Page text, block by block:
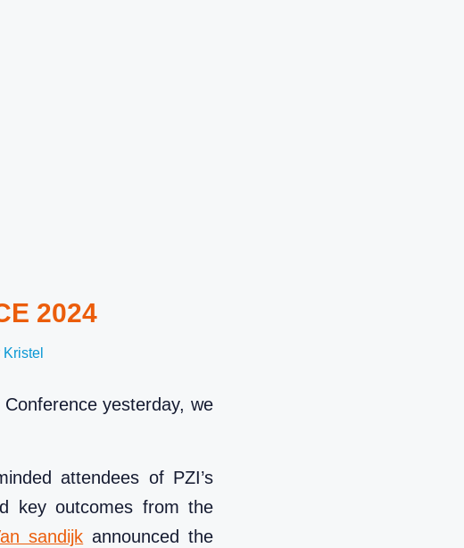
2024
Kristel
yesterday, we
attendees of PZI’s
key outcomes from the
sandijk announced the